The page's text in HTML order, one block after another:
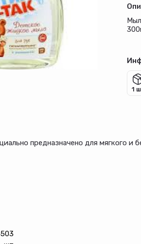
1
предназначено для мягкого и
кожу;